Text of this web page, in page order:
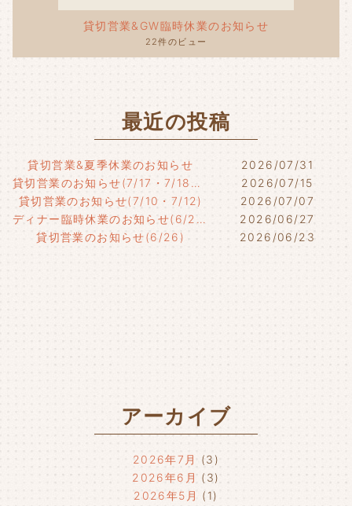
貸切営業&GW臨時休業のお知らせ
22件のビュー
最近の投稿
貸切営業&夏季休業のお知らせ
2026/07/31
貸切営業のお知らせ(7/17・7/18・7/21)
2026/07/15
貸切営業のお知らせ(7/10・7/12)
2026/07/07
ディナー臨時休業のお知らせ(6/29)
2026/06/27
貸切営業のお知らせ(6/26)
2026/06/23
アーカイブ
2026年7月
(3)
2026年6月 (3)
2026年5月 (1)